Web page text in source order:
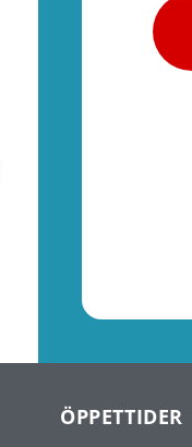
ÖPPETTIDER